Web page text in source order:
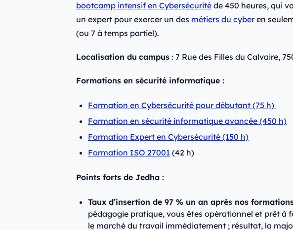
bootcamp intensif en Cybersécuritéde 450 heures, qui
un expert pour exercer un des métiers du cyberen
(ou 7 à temps partiel).
Localisation du campus: 7 Rue des Filles du Calvaire,
Formations en sécurité informatique :
Formation en Cybersécurité pour débutant (75 h)
Formation en sécurité informatique avancée (450 h)
Formation Expert en Cybersécurité (150 h)
Formation ISO 27001 (42 h)
Points forts de Jedha :
Taux d’insertion de 97 % un an après nos
pédagogie pratique, vous êtes opérationnel et prêt à
le marché du travail immédiatement ; résultat, la